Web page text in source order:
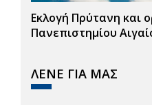
Εκλογή Πρύτανη και
Πανεπιστημίου
ΛΕΝΕ ΓΙΑ ΜΑΣ